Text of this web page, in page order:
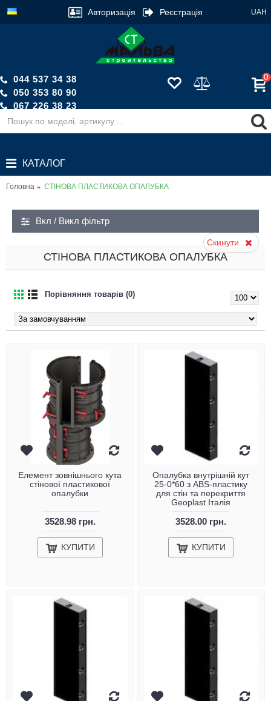
UAH
Авторизація Реєстрація
044 537 34 38
050 353 80 90
067 226 38 23
Зворотній дзвінок
0
КАТАЛОГ
Головна СТІНОВА ПЛАСТИКОВА ОПАЛУБКА
Вкл / Викл фiльтр
Скинути
СТІНОВА ПЛАСТИКОВА ОПАЛУБКА
Порівняння товарів (0)
Елемент зовнішнього кута
стінової пластикової
опалубки
3528.98 грн.
КУПИТИ
Опалубка внутрішній кут
25-0*60 з ABS-пластику
для стін та перекриття
Geoplast Італія
3528.00 грн.
КУПИТИ